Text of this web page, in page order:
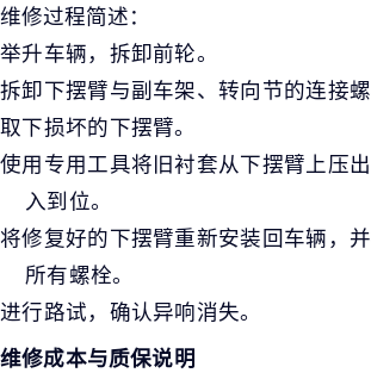
维修过程简述：
举升车辆，拆卸前轮。
拆卸下摆臂与副车架、转向节的连接螺
取下损坏的下摆臂。
使用专用工具将旧衬套从下摆臂上压
入到位。
将修复好的下摆臂重新安装回车辆，
所有螺栓。
进行路试，确认异响消失。
维修成本与质保说明